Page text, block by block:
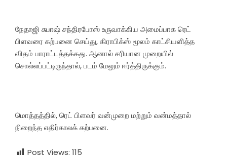
நேதாஜி சுபாஷ் சந்திரபோஸ் உருவாக்கிய அமைப்பாக ரெட்
பிளவரை கற்பனை செய்து, கிராபிக்ஸ் மூலம் காட்சியளித்த
விதம் பாராட்டத்தக்கது. ஆனால் சரியான முறையில்
சொல்லப்பட்டிருந்தால், படம் மேலும் ஈர்த்திருக்கும்.
மொத்தத்தில், ரெட் பிளவர் வன்முறை மற்றும் வன்மத்தால்
நிறைந்த எதிர்காலக் கற்பனை.
Post Views: 115